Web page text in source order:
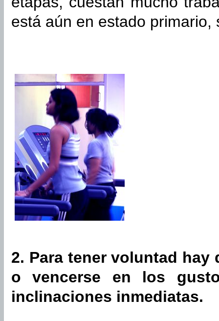
está aún en estado primario,
2. Para tener voluntad hay
o vencerse en los
inclinaciones inmediatas.